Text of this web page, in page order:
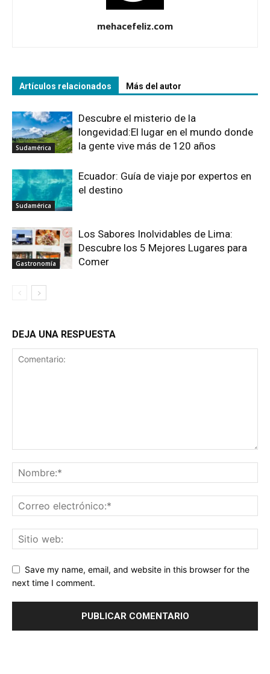
mehacefeliz.com
Artículos relacionados Más del autor
Sudamérica
Descubre el misterio de la
longevidad:El lugar en el mundo donde
la gente vive más de 120 años
Sudamérica
Ecuador: Guía de viaje por expertos en
el destino
Gastronomía
Los Sabores Inolvidables de Lima:
Descubre los 5 Mejores Lugares para
Comer
DEJA UNA RESPUESTA
Save my name, email, and website in this browser for the
next time I comment.